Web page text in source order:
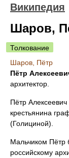
Википедия
Шаров,
Толкование
Шаров, Пётр
Пётр
архитектор.
Пётр
крестьянина
(Голициной).
Мальчиком Пётр
российскому